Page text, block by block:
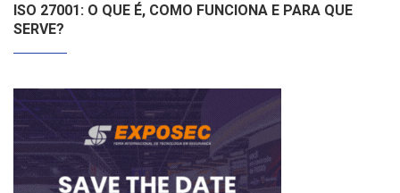
ISO 27001: O QUE É, COMO FUNCIONA E PARA QUE
SERVE?